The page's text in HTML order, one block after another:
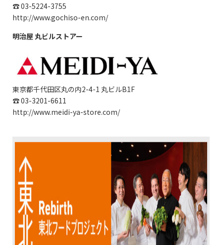
☎03-5224-3755
http://www.gochiso-en.com/
明治屋丸ビルストアー
東京都千代田区丸の内2-4-1 丸ビルB1F
☎03-3201-6611
http://www.meidi-ya-store.com/